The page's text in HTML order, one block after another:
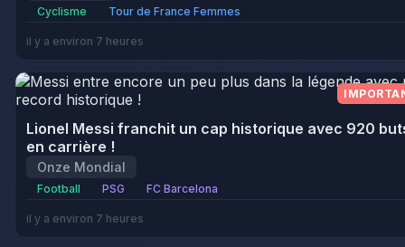
Cyclisme Tour de France Femmes
il y a environ 7 heures
Lionel Messi franchit un cap historique avec 920
en carrière !
Onze Mondial
Football PSG FC Barcelona
il y a environ 7 heures